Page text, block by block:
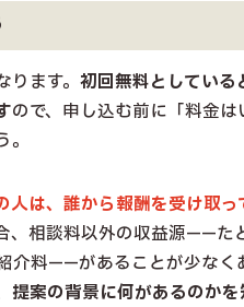
ます。 初回無料としている
ので、申し込む前に「料金
人は、誰から報酬を受け取っ
、相談料以外の収益源——た
介料——があることが少なく
提案の背景に何があるのかを